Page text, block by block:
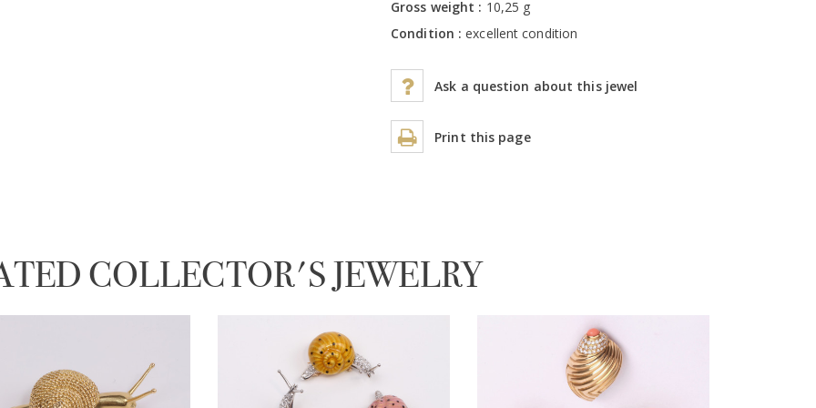
Gross weight : 10,25 g
Condition :excellent condition
Ask a question about this jewel
Print this page
COLLECTOR'S JEWELRY